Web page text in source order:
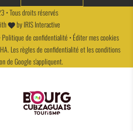
Tous droits réservés
byIRIS Interactive
Politique de confidentialité •Éditer mes cookies
Lesrègles de confidentialitéet lesconditions
de Google s'appliquent.